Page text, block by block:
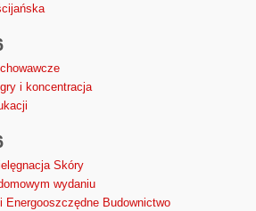
i koncentracja
Skóry
wydaniu
Energooszczędne Budownictwo